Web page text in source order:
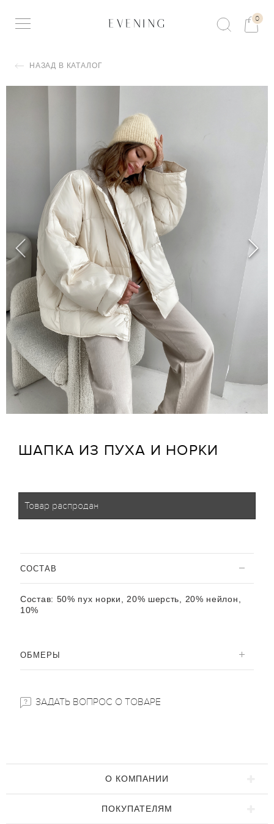
0
НАЗАД В КАТАЛОГ
ШАПКА ИЗ ПУХА И НОРКИ
Товар распродан
CОСТАВ
Состав: 50% пух норки, 20% шерсть, 20% нейлон,
10%
ОБМЕРЫ
ЗАДАТЬ ВОПРОС О ТОВАРЕ
О КОМПАНИИ
ПОКУПАТЕЛЯМ